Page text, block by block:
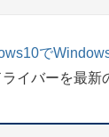
で
イバーを最新